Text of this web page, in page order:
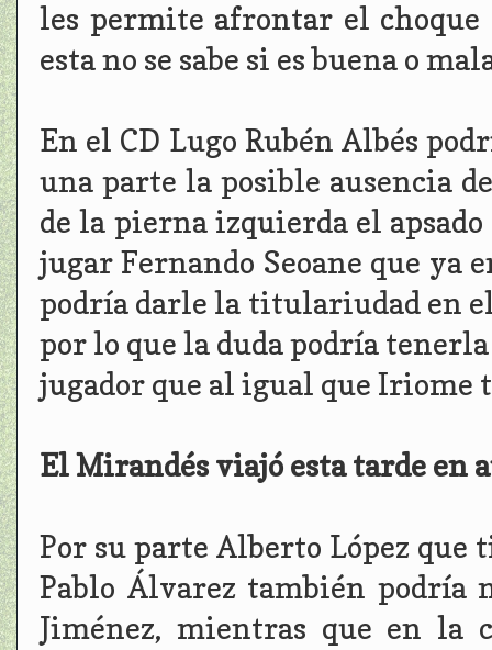
les permite afrontar el choque
esta no se sabe si es buena o
En el CD Lugo Rubén Albés
una parte la posible ausencia
de la pierna izquierda el
jugar Fernando Seoane que
podría darle la titulariudad en
por lo que la duda podría
jugador que al igual que Iriome
El Mirandés viajó esta tarde en
Por su parte Alberto López que
Pablo Álvarez también
Jiménez, mientras que en la